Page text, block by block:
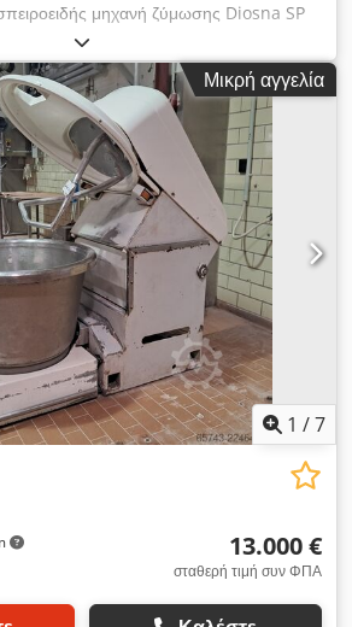
μηχανή ζύμωσης Diosna SP
με εκφόρτωση της ζύμης από το
ΔΙΑΣΤΑΣΕΙΣ (σε cm): - πλάτος: 100
Djdpfx Aqezrn Eioiock ΤΕΧΝΙΚΑ
δοχείου: 260 λίτρα / 100
ζύμη - ισχύς: 20 kW - τάση τροφοδοσίας:
1700 kg Η αναφερόμενη τιμή είναι
επιπλέον χρεώσιμες επιλογές:
ΜΙΛΑΜΕ ΑΓΓΛΙΚΑ, ΓΕΡΜΑΝΙΚΑ,
ΟΥΚΡΑΪΝΙΚΑ.
Μικρή αγγελία
1 /7
13.000 €
σταθερή τιμή συν ΦΠΑ